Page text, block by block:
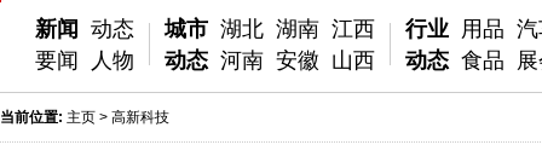
新闻
要闻
动态
人物
城市
动态
湖北 湖南 江西
河南 安徽 山西
行业
动态
用品
食品
当前位置: 主页 > 高新科技